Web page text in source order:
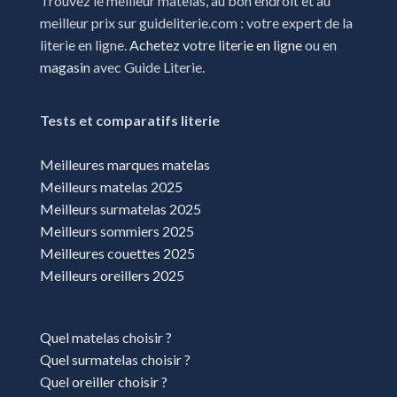
Magasins literie Wittenheim
meilleur prix sur guideliterie.com : votre expert de la
literie en ligne. Achetez votre literie en ligneou en
magasinavec Guide Literie.
Tests et comparatifs literie
Meilleures marques matelas
Meilleurs matelas 2025
Meilleurs surmatelas 2025
Meilleurs sommiers 2025
Meilleures couettes 2025
Meilleurs oreillers 2025
Quel matelas choisir ?
Quel surmatelas choisir ?
Quel oreiller choisir ?